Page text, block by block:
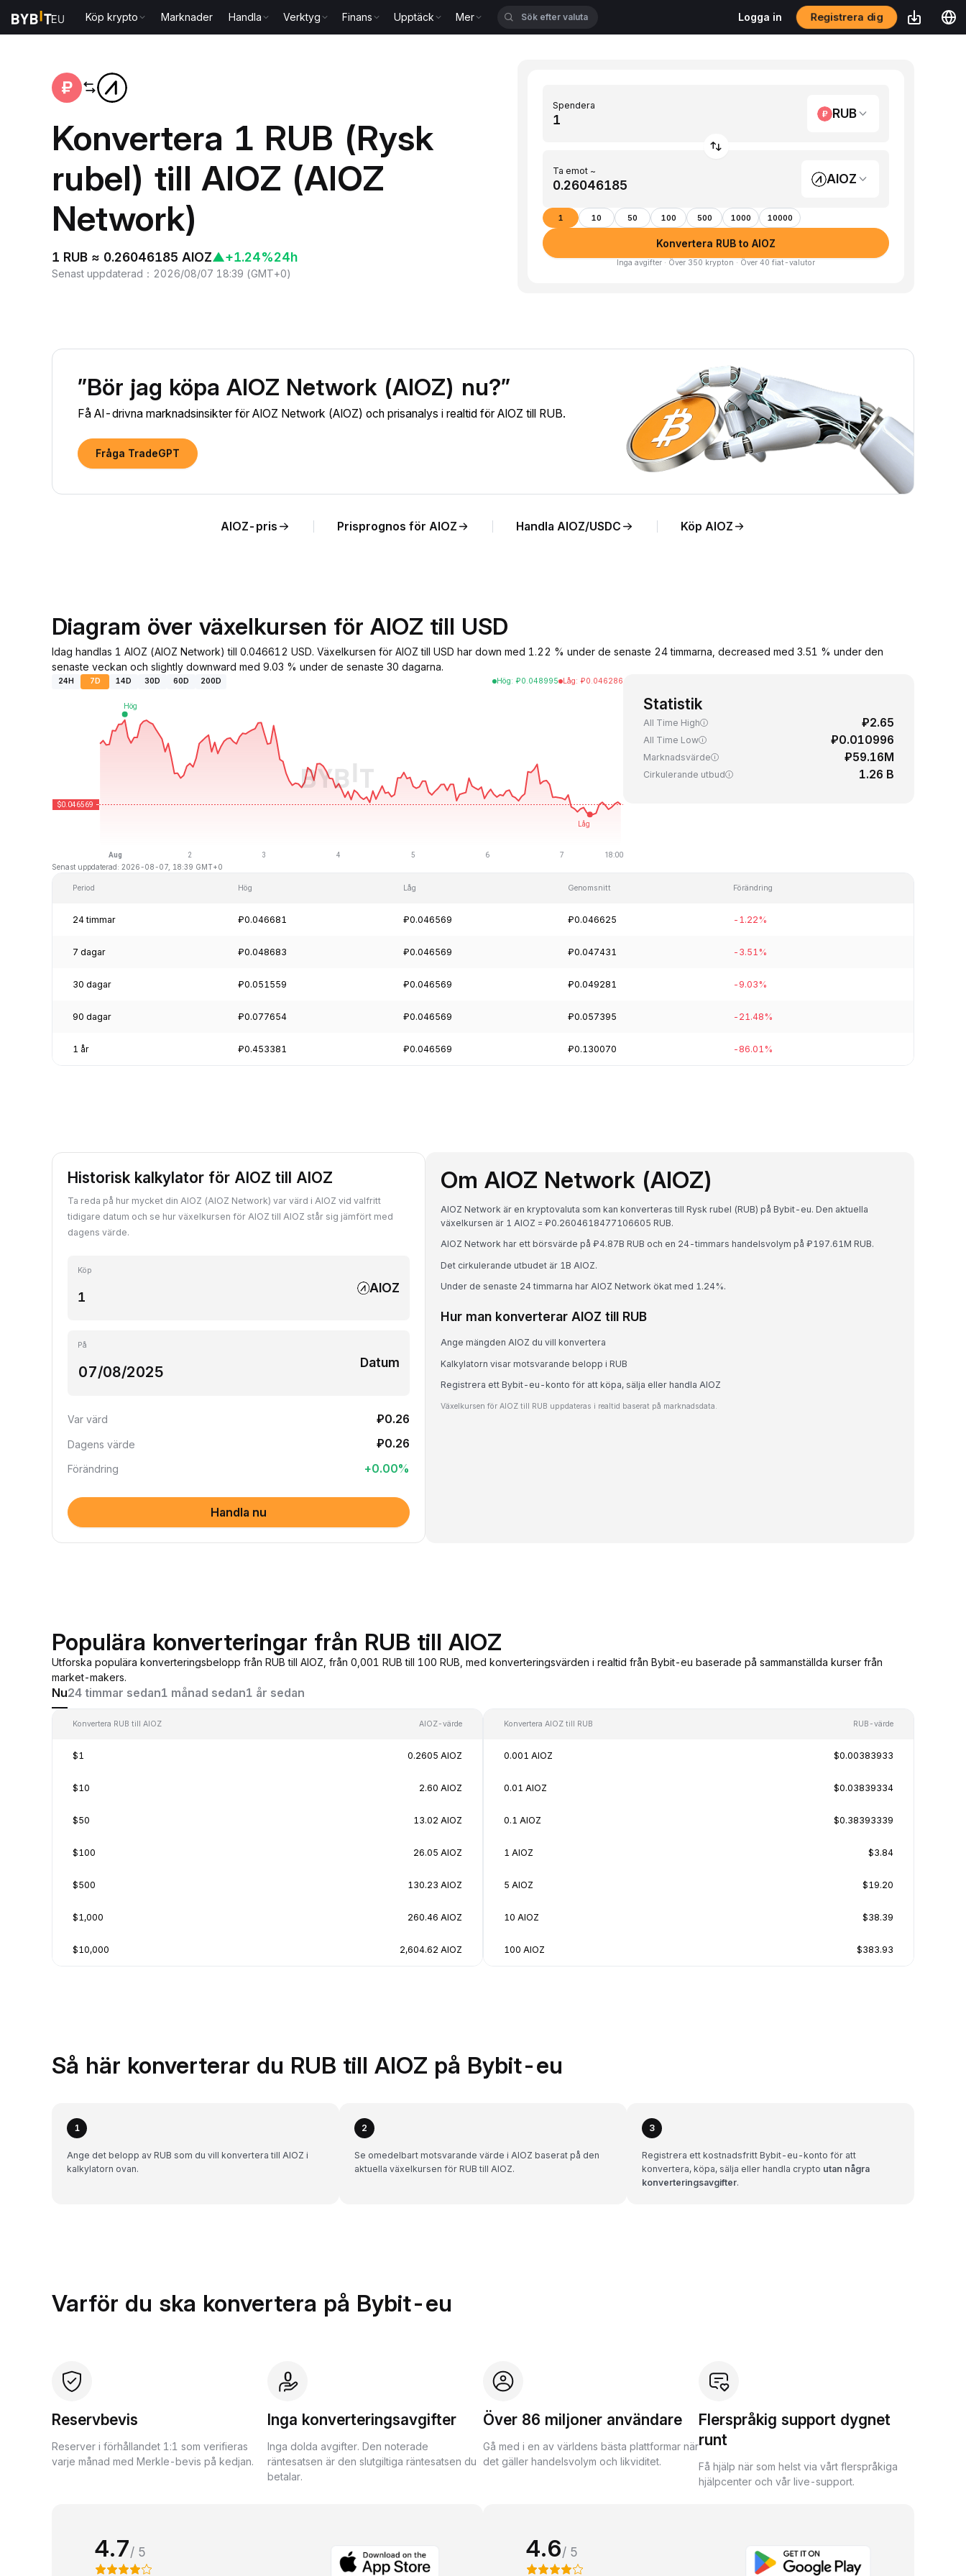
Köp krypto Marknader Handla Verktyg Finans Upptäck Mer Logga in Registrera dig
Konvertera 1 RUB (Rysk
rubel) till AIOZ (AIOZ
Network)
1 RUB ≈ 0.26046185 AIOZ▲+1.24%24h
Senast uppdaterad ： 2026/08/07 18:39 (GMT+0)
Spendera
RUB
Ta emot ~
AIOZ
1 10 50 100 500 1000 10000
Konvertera RUB to AIOZ
Inga avgifter · Över 350 krypton · Över 40 fiat-valutor
”Bör jag köpa AIOZ Network (AIOZ) nu?”
Få AI-drivna marknadsinsikter för AIOZ Network (AIOZ) och prisanalys i realtid för AIOZ till RUB.
Fråga TradeGPT
AIOZ-pris Prisprognos för AIOZ Handla AIOZ/USDC Köp AIOZ
Diagram över växelkursen för AIOZ till USD
Idag handlas 1 AIOZ (AIOZ Network) till 0.046612 USD. Växelkursen för AIOZ till USD har down med 1.22 % under de senaste 24 timmarna, decreased med 3.51 % under den
senaste veckan och slightly downward med 9.03 % under de senaste 30 dagarna.
24H 7D 14D 30D 60D 200D Hög: ₽0.048995 Låg: ₽0.046286
Senast uppdaterad: 2026-08-07, 18:39 GMT+0
Statistik
All Time High ₽2.65
All Time Low ₽0.010996
Marknadsvärde ₽59.16M
Cirkulerande utbud 1.26 B
Period Hög Låg Genomsnitt Förändring
24 timmar ₽0.046681 ₽0.046569 ₽0.046625 -1.22%
7 dagar ₽0.048683 ₽0.046569 ₽0.047431 -3.51%
30 dagar ₽0.051559 ₽0.046569 ₽0.049281 -9.03%
90 dagar ₽0.077654 ₽0.046569 ₽0.057395 -21.48%
1 år ₽0.453381 ₽0.046569 ₽0.130070 -86.01%
Historisk kalkylator för AIOZ till AIOZ
Ta reda på hur mycket din AIOZ (AIOZ Network) var värd i AIOZ vid valfritt
tidigare datum och se hur växelkursen för AIOZ till AIOZ står sig jämfört med
dagens värde.
Köp
AIOZ
På
Datum
Var värd ₽0.26
Dagens värde ₽0.26
Förändring +0.00%
Handla nu
Om AIOZ Network (AIOZ)
AIOZ Network är en kryptovaluta som kan konverteras till Rysk rubel (RUB) på Bybit-eu. Den aktuella
växelkursen är 1 AIOZ = ₽0.2604618477106605 RUB.
AIOZ Network har ett börsvärde på ₽4.87B RUB och en 24-timmars handelsvolym på ₽197.61M RUB.
Det cirkulerande utbudet är 1B AIOZ.
Under de senaste 24 timmarna har AIOZ Network ökat med 1.24%.
Hur man konverterar AIOZ till RUB
Ange mängden AIOZ du vill konvertera
Kalkylatorn visar motsvarande belopp i RUB
Registrera ett Bybit-eu-konto för att köpa, sälja eller handla AIOZ
Växelkursen för AIOZ till RUB uppdateras i realtid baserat på marknadsdata.
Populära konverteringar från RUB till AIOZ
Utforska populära konverteringsbelopp från RUB till AIOZ, från 0,001 RUB till 100 RUB, med konverteringsvärden i realtid från Bybit-eu baserade på sammanställda kurser från
market-makers.
Nu24 timmar sedan1 månad sedan1 år sedan
Konvertera RUB till AIOZ AIOZ-värde
$1 0.2605 AIOZ
$10 2.60 AIOZ
$50 13.02 AIOZ
$100 26.05 AIOZ
$500 130.23 AIOZ
$1,000 260.46 AIOZ
$10,000 2,604.62 AIOZ
Konvertera AIOZ till RUB RUB-värde
0.001 AIOZ $0.00383933
0.01 AIOZ $0.03839334
0.1 AIOZ $0.38393339
1 AIOZ $3.84
5 AIOZ $19.20
10 AIOZ $38.39
100 AIOZ $383.93
Så här konverterar du RUB till AIOZ på Bybit-eu
1
Ange det belopp av RUB som du vill konvertera till AIOZ i
kalkylatorn ovan.
2
Se omedelbart motsvarande värde i AIOZ baserat på den
aktuella växelkursen för RUB till AIOZ.
3
Registrera ett kostnadsfritt Bybit-eu-konto för att
konvertera, köpa, sälja eller handla crypto utan några
konverteringsavgifter.
Varför du ska konvertera på Bybit-eu
Reservbevis
Reserver i förhållandet 1:1 som verifieras
varje månad med Merkle-bevis på kedjan.
Inga konverteringsavgifter
Inga dolda avgifter. Den noterade
räntesatsen är den slutgiltiga räntesatsen du
betalar.
Över 86 miljoner användare
Gå med i en av världens bästa plattformar när
det gäller handelsvolym och likviditet.
Flerspråkig support dygnet
runt
Få hjälp när som helst via vårt flerspråkiga
hjälpcenter och vår live-support.
4.7/ 5 4.6/ 5